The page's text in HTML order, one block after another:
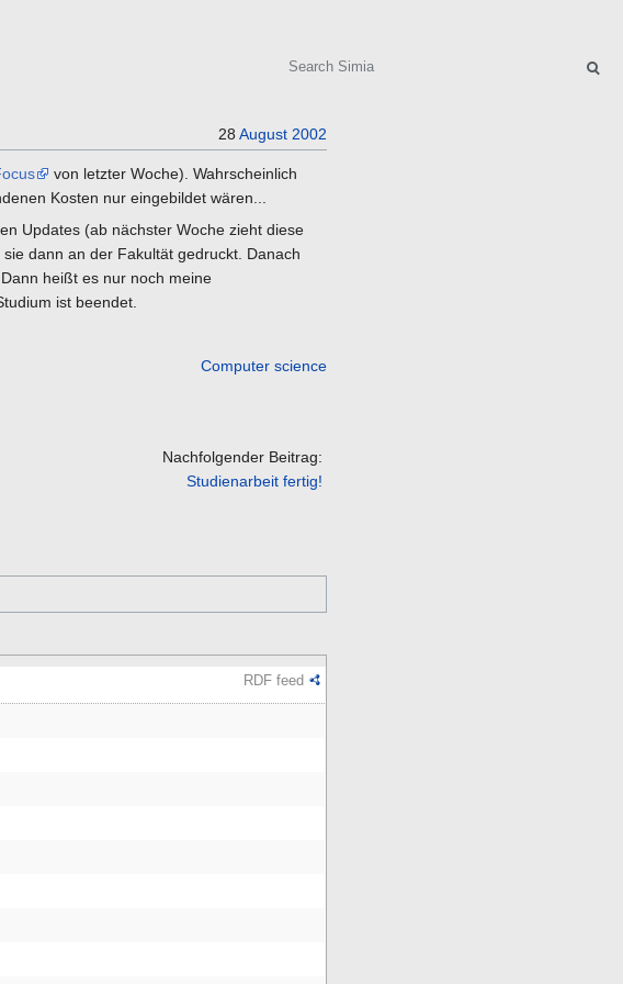
28 August 2002
von letzter Woche). Wahrscheinlich
Kosten nur eingebildet wären...
Updates (ab nächster Woche zieht diese
dann an der Fakultät gedruckt. Danach
heißt es nur noch meine
ist beendet.
Computer science
Nachfolgender Beitrag:
Studienarbeit fertig!
RDF feed
Search